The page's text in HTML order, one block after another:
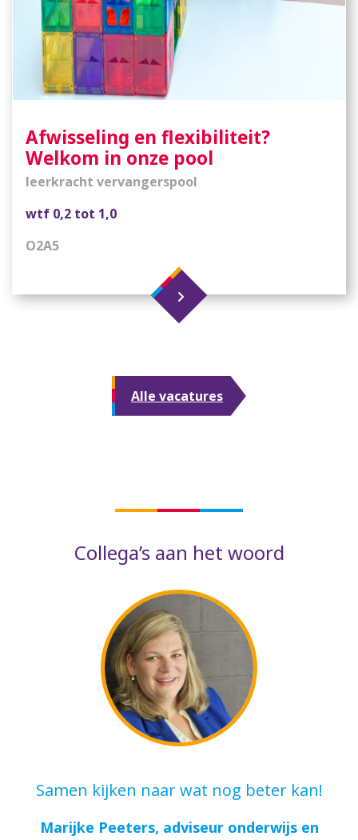
Afwisseling en flexibiliteit?
Welkom in onze pool
leerkracht vervangerspool
wtf 0,2 tot 1,0
O2A5
Alle vacatures
Collega’s aan het woord
Samen kijken naar wat nog beter kan!
Marijke Peeters, adviseur onderwijs en